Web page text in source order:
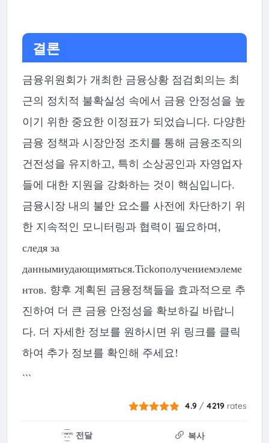
결론
금융위원회가 개최한 금융상황 점검회의는 최
근의 정치적 불확실성 속에서 금융 안정성을 높
이기 위한 중요한 이정표가 되었습니다. 다양한
금융 정책과 시장안정 조치를 통해 금융조직의
건전성을 유지하고, 특히 소상공인과 자영업자
들에 대한 지원을 강화하는 것이 핵심입니다.
금융시장 내의 불안 요소를 사전에 차단하기 위
한 지속적인 모니터링과 협력이 필요하며,
следя за
даннымиудающимяться.Tickополучениемэлеме
нтов. 향후 계획된 금융정책들을 효과적으로 추
진하여 더 큰 금융 안정성을 확보하길 바랍니
다. 더 자세한 정보를 원하시면 위 링크를 클릭
하여 추가 정보를 확인해 주세요!
```
4.9 / 4219 rates
전달
복사